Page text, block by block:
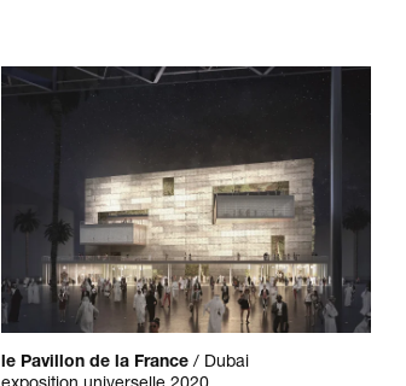
le Pavillon de la France / Dubai